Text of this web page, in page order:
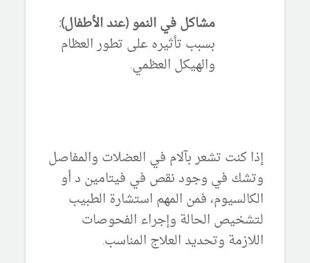
مشاكل في النمو (عند الأطفال):
بسبب تأثيره على تطور العظام
والهيكل العظمي.
إذا كنت تشعر بآلام في العضلات والمفاصل
وتشك في وجود نقص في فيتامين د أو
الكالسيوم، فمن المهم استشارة الطبيب
لتشخيص الحالة وإجراء الفحوصات
اللازمة وتحديد العلاج المناسب.